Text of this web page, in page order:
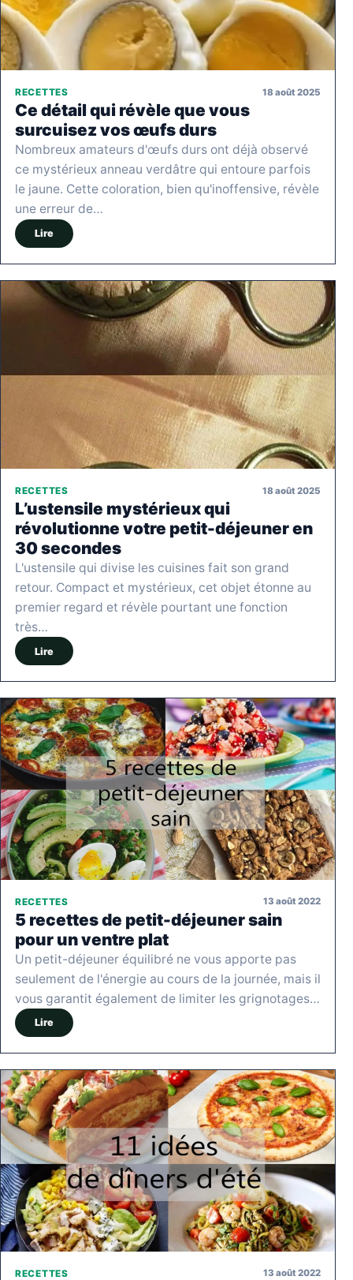
RECETTES 18 août 2025
Ce détail qui révèle que vous
surcuisez vos œufs durs
Nombreux amateurs d'œufs durs ont déjà observé
ce mystérieux anneau verdâtre qui entoure parfois
le jaune. Cette coloration, bien qu'inoffensive, révèle
une erreur de…
Lire
RECETTES 18 août 2025
L’ustensile mystérieux qui
révolutionne votre petit-déjeuner en
30 secondes
L'ustensile qui divise les cuisines fait son grand
retour. Compact et mystérieux, cet objet étonne au
premier regard et révèle pourtant une fonction
très…
Lire
RECETTES 13 août 2022
5 recettes de petit-déjeuner sain
pour un ventre plat
Un petit-déjeuner équilibré ne vous apporte pas
seulement de l'énergie au cours de la journée, mais il
vous garantit également de limiter les grignotages…
Lire
RECETTES 13 août 2022